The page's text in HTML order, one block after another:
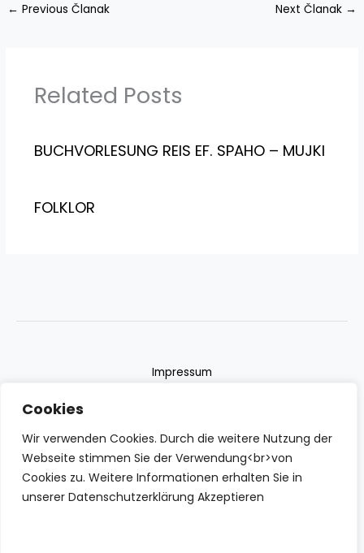
Cookies
Wir verwenden Cookies. Durch die weitere Nutzung der
Webseite stimmen Sie der Verwendung<br>von
Cookies zu. Weitere Informationen erhalten Sie in
unserer Datenschutzerklärung Akzeptieren
← Previous Članak Next Članak →
Related Posts
BUCHVORLESUNG REIS EF. SPAHO – MUJKI
FOLKLOR
Impressum